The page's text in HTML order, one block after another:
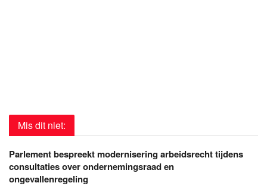
Mis dit niet:
Parlement bespreekt modernisering arbeidsrecht tijdens
consultaties over ondernemingsraad en
ongevallenregeling